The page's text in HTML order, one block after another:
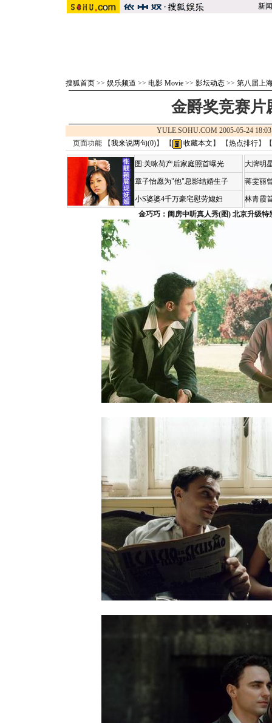
新闻
搜狐首页 >> 娱乐频道 >> 电影 Movie >> 影坛动态 >> 第八届上
金爵奖竞赛片
YULE.SOHU.COM 2005-05-24
页面功能 【我来说两句(0)】 【 收藏本文 】 【热点排行】【
图:关咏荷产后家庭照首曝光
章子怡愿为"他"息影结婚生子
小S婆婆4千万豪宅慰劳媳妇
大牌明
蒋雯丽
林青霞
金巧巧：闺房中听真人秀(图) 北京升级特